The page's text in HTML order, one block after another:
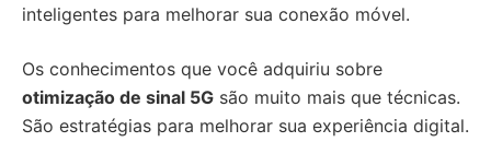
inteligentes para melhorar sua conexão móvel.
Os conhecimentos que você adquiriu sobre
otimização de sinal 5G são muito mais que técnicas.
São estratégias para melhorar sua experiência digital.